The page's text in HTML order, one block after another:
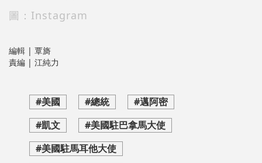
圖：Instagram
編輯 | 覃旖
責編 | 江純力
#美國 #總統
#邁阿密
#凱文
#美國駐巴拿馬大使
#美國駐馬耳他大使